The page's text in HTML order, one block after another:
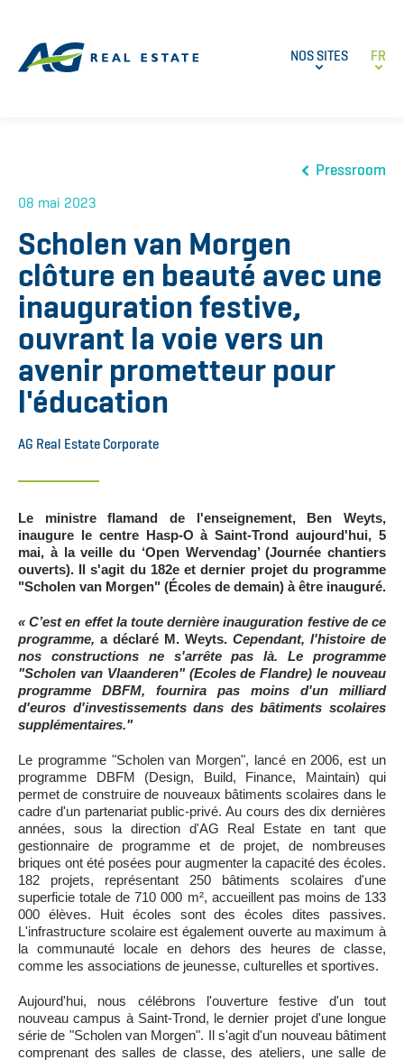
NOS SITES FR
Pressroom
08 mai 2023
Scholen van Morgen
clôture en beauté avec une
inauguration festive,
ouvrant la voie vers un
avenir prometteur pour
l'éducation
AG Real Estate Corporate
Le ministre flamand de l'enseignement, Ben Weyts,
inaugure le centre Hasp-O à Saint-Trond aujourd'hui, 5
mai, à la veille du ‘Open Wervendag’ (Journée chantiers
ouverts). Il s'agit du 182e et dernier projet du programme
"Scholen van Morgen" (Écoles de demain) à être inauguré.
« C’est en effet la toute dernière inauguration festive de ce
programme, a déclaré M. Weyts. Cependant, l'histoire de
nos constructions ne s'arrête pas là. Le programme
"Scholen van Vlaanderen" (Ecoles de Flandre) le nouveau
programme DBFM, fournira pas moins d'un milliard
d'euros d'investissements dans des bâtiments scolaires
supplémentaires."
Le programme "Scholen van Morgen", lancé en 2006, est un
programme DBFM (Design, Build, Finance, Maintain) qui
permet de construire de nouveaux bâtiments scolaires dans le
cadre d'un partenariat public-privé. Au cours des dix dernières
années, sous la direction d'AG Real Estate en tant que
gestionnaire de programme et de projet, de nombreuses
briques ont été posées pour augmenter la capacité des écoles.
182 projets, représentant 250 bâtiments scolaires d'une
superficie totale de 710 000 m², accueillent pas moins de 133
000 élèves. Huit écoles sont des écoles dites passives.
L'infrastructure scolaire est également ouverte au maximum à
la communauté locale en dehors des heures de classe,
comme les associations de jeunesse, culturelles et sportives.
Aujourd'hui, nous célébrons l'ouverture festive d'un tout
nouveau campus à Saint-Trond, le dernier projet d'une longue
série de "Scholen van Morgen". Il s'agit d'un nouveau bâtiment
comprenant des salles de classe, des ateliers, une salle de